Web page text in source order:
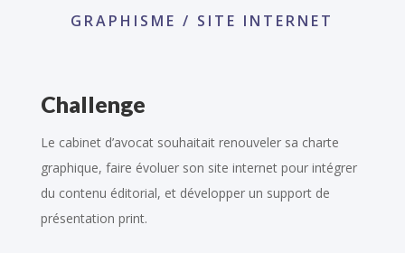
GRAPHISME / SITE INTERNET
Challenge
Le cabinet d’avocat souhaitait renouveler sa charte
graphique, faire évoluer son site internet pour intégrer
du contenu éditorial, et développer un support de
présentation print.